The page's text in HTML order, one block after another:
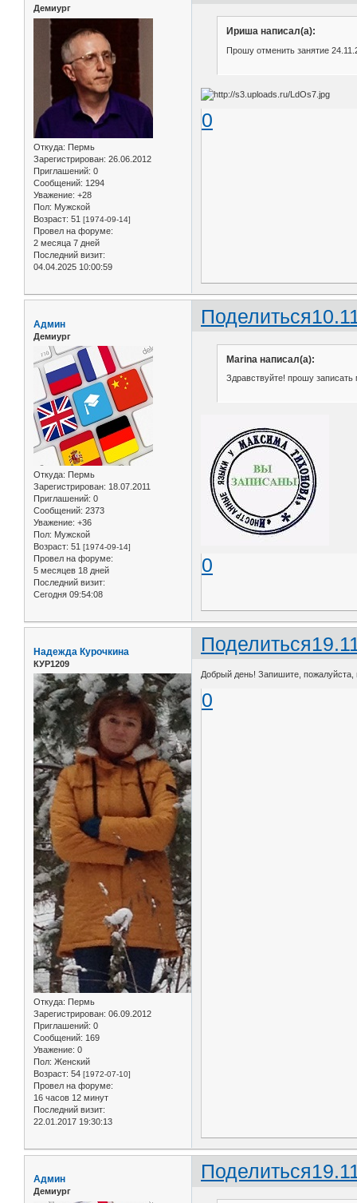
Демиург
Откуда: Пермь
Зарегистрирован: 26.06.2012
Приглашений: 0
Сообщений: 1294
Уважение: +28
Пол: Мужской
Возраст: 51 [1974-09-14]
Провел на форуме:
2 месяца 7 дней
Последний визит:
04.04.2025 10:00:59
Ириша написал(а):
Прошу отменить занятие
0
Поделиться
Админ
Демиург
Откуда: Пермь
Зарегистрирован: 18.07.2011
Приглашений: 0
Сообщений: 2373
Уважение: +36
Пол: Мужской
Возраст: 51 [1974-09-14]
Провел на форуме:
5 месяцев 18 дней
Последний визит:
Сегодня 09:54:08
Marina написал(а):
Здравствуйте! прошу
0
Поделиться
Надежда Курочкина
КУР1209
Откуда: Пермь
Зарегистрирован: 06.09.2012
Приглашений: 0
Сообщений: 169
Уважение: 0
Пол: Женский
Возраст: 54 [1972-07-10]
Провел на форуме:
16 часов 12 минут
Последний визит:
22.01.2017 19:30:13
Добрый день! Запишите, пожалуйста,
0
Поделиться
Админ
Демиург